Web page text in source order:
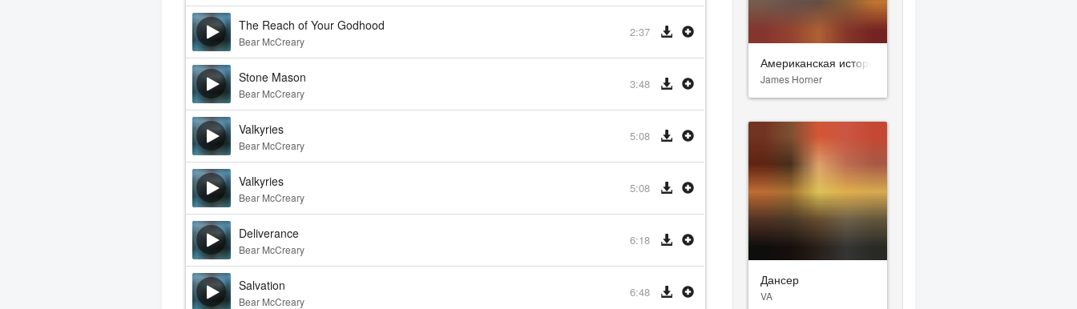
The Reach of Your Godhood
Bear McCreary
2:37
Stone Mason
Bear McCreary
3:48
Valkyries
Bear McCreary
5:08
Valkyries
Bear McCreary
5:08
Deliverance
Bear McCreary
6:18
Salvation
Bear McCreary
6:48
Американская история
James Horner
Дансер
VA